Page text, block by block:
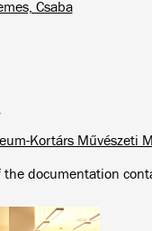
Csaba
Kortárs Művészeti
documentation